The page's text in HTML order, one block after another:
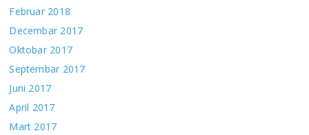
Februar 2018
Decembar 2017
Oktobar 2017
Septembar 2017
Juni 2017
April 2017
Mart 2017